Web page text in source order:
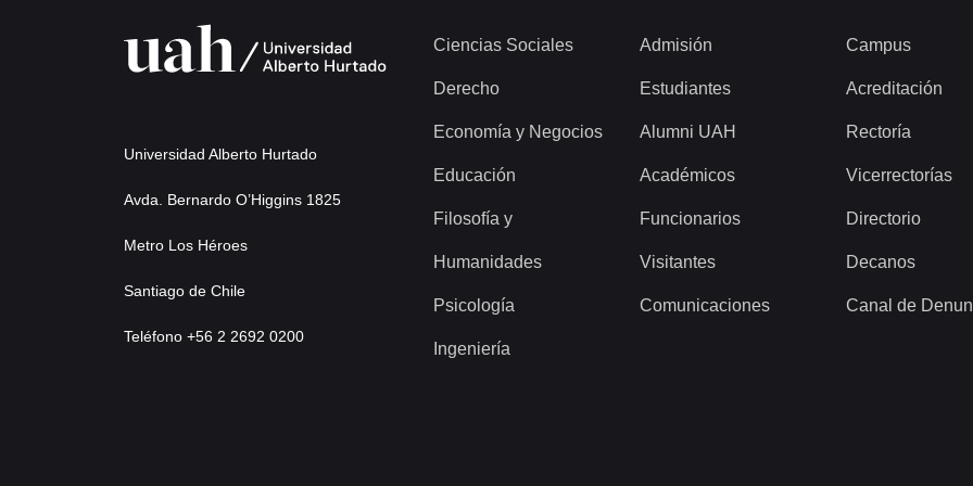
Universidad Alberto Hurtado
Avda. Bernardo O’Higgins 1825
Metro Los Héroes
Santiago de Chile
Teléfono +56 2 2692 0200
Ciencias Sociales
Derecho
Economía y Negocios
Educación
Filosofía y
Humanidades
Psicología
Ingeniería
Admisión
Estudiantes
Alumni UAH
Académicos
Funcionarios
Visitantes
Comunicaciones
Campus
Acreditación
Rectoría
Vicerrectorías
Directorio
Decanos
Canal de